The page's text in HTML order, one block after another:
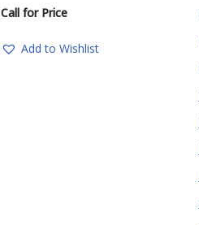
Call for Price
Add to Wishlist